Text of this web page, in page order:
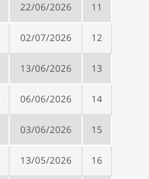
11
22/06/2026
12
02/07/2026
13
13/06/2026
14
06/06/2026
15
03/06/2026
16
13/05/2026